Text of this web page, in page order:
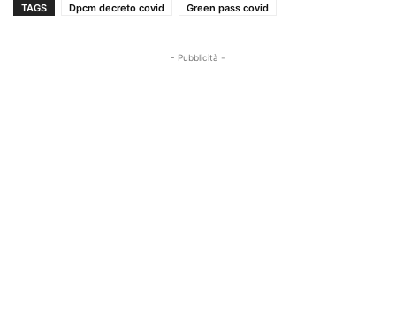
TAGS Dpcm decreto covid Green pass covid
- Pubblicità -